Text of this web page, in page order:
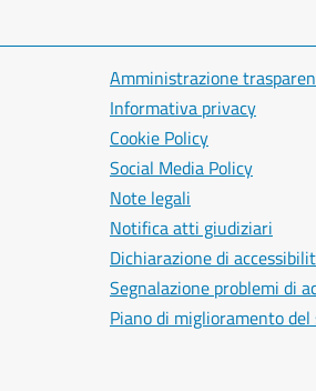
Amministrazione
Informativa privacy
Cookie Policy
Social Media Policy
Note legali
Notifica atti giudiziari
Dichiarazione di
Segnalazione problemi di
Piano di miglioramento